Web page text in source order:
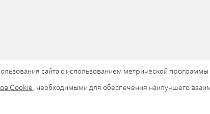
сайта с использованием метрической
Cookie, необходимыми для обеспечения наилучшего